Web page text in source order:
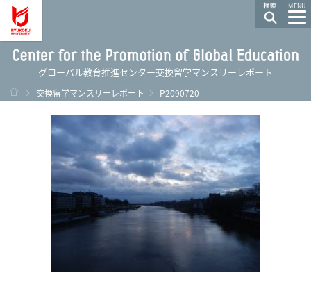
MENU
グローバル教育推進センター交換留学マンスリーレポート
ホーム
交換留学マンスリーレポート P2090720